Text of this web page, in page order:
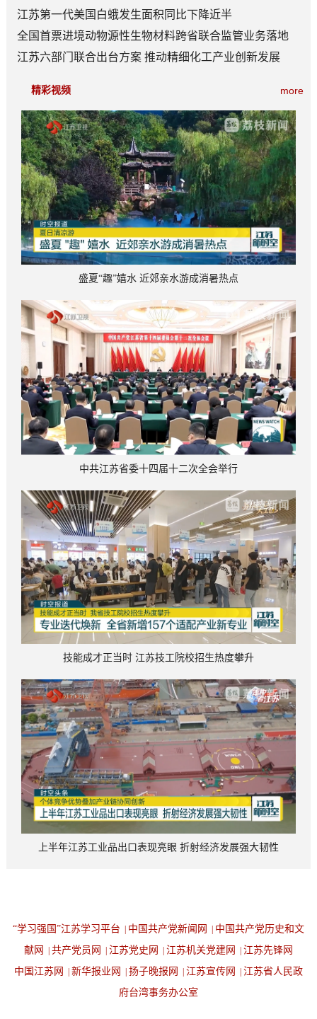
底盘夯实
江苏第一代美国白蛾发生面积同比下降近半
全国首票进境动物源性生物材料跨省联合监管业务落地
江苏六部门联合出台方案 推动精细化工产业创新发展
more
精彩视频
盛夏“趣”嬉水 近郊亲水游成消暑热点
中共江苏省委十四届十二次全会举行
技能成才正当时 江苏技工院校招生热度攀升
上半年江苏工业品出口表现亮眼 折射经济发展强大韧性
“学习强国”江苏学习平台 中国共产党新闻网
中国共产党历史和文
献网
共产党员网 江苏党史网 江苏机关党建网
江苏先锋网
中国江苏网
新华报业网 扬子晚报网 江苏宣传网
江苏省人民政
府台湾事务办公室